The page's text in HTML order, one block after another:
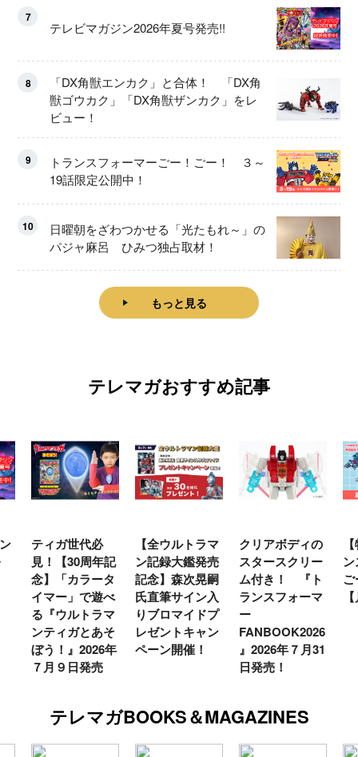
7
テレビマガジン2026年夏号発売!!
8
「DX角獣エンカク」と合体！ 「DX角
獣ゴウカク」「DX角獣ザンカク」をレ
ビュー！
9
トランスフォーマーごー！ごー！ ３～
19話限定公開中！
10
日曜朝をざわつかせる「光たもれ～」の
パジャ麻呂 ひみつ独占取材！
もっと見る
テレマガおすすめ記事
世代必
30周年記
カラータ
」で遊べ
ルトラマ
ガとあそ
』2026年
日発売
【全ウルトラマ
ン記録大鑑発売
記念】森次晃嗣
氏直筆サイン入
りブロマイドプ
レゼントキャン
ペーン開催！
クリアボディの
スタースクリー
ム付き！ 『ト
ランスフォーマ
ー
FANBOOK2026
』2026年７月31
【特別編】ト
ンスフォーマ
ごー！ごー！
【月イチ更新
テレマガBOOKS＆MAGAZINES